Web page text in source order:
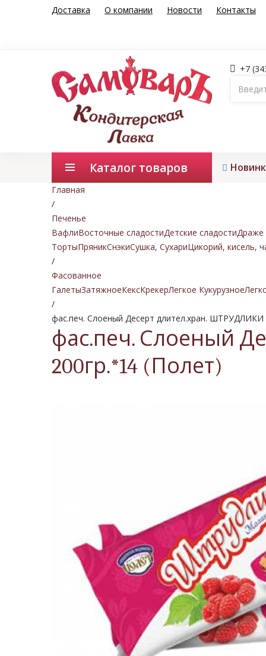
Доставка О компании Новости Контакты
+7
Каталог товаров
Главная
/
Печенье
ВафлиВосточные сладостиДетские сладостиДраже
ТортыПряникСнэкиСушка, СухариЦикорий, кисель,
/
Фасованное
ГалетыЗатяжноеКексКрекерЛегкое Кукурузное
/
фас.печ. Слоеный Десерт длител.хран. ШТРУДЛИКИ
фас.печ. Слоеный
200гр.*14 (Полет)